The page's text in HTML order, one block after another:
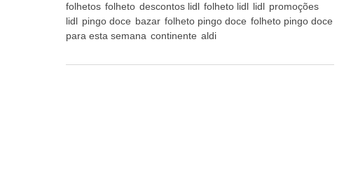
folhetos folheto descontos lidl folheto lidl lidl promoções
lidl pingo doce bazar folheto pingo doce folheto pingo doce
para esta semana continente aldi